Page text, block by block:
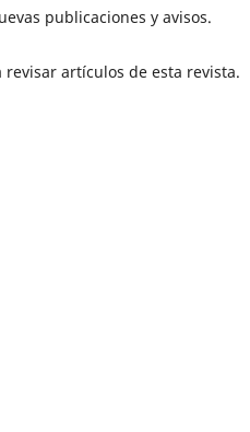
publicaciones y avisos.
artículos de esta revista.